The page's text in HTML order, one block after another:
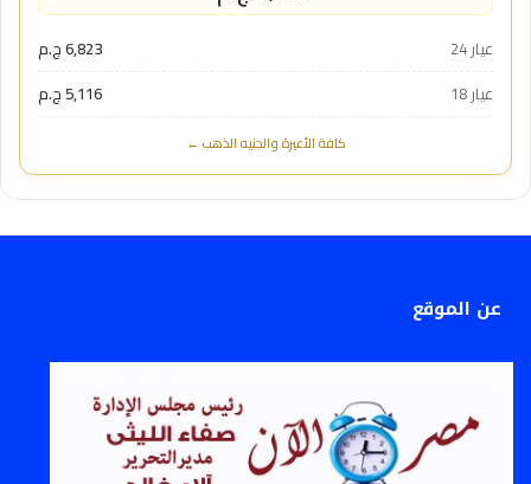
عيار 24
6,823 ج.م
عيار 18
5,116 ج.م
كافة الأعيرة والجنيه الذهب ←
عن الموقع